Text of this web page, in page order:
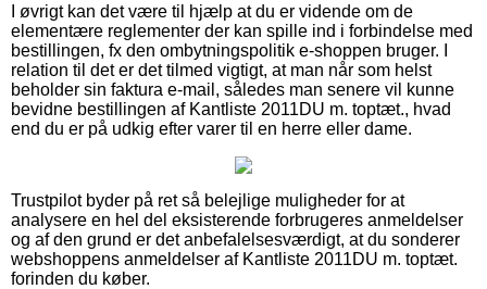
I øvrigt kan det være til hjælp at du er vidende om de
elementære reglementer der kan spille ind i forbindelse med
bestillingen, fx den ombytningspolitik e-shoppen bruger. I
relation til det er det tilmed vigtigt, at man når som helst
beholder sin faktura e-mail, således man senere vil kunne
bevidne bestillingen af Kantliste 2011DU m. toptæt., hvad
end du er på udkig efter varer til en herre eller dame.
Trustpilot byder på ret så belejlige muligheder for at
analysere en hel del eksisterende forbrugeres anmeldelser
og af den grund er det anbefalelsesværdigt, at du sonderer
webshoppens anmeldelser af Kantliste 2011DU m. toptæt.
forinden du køber.